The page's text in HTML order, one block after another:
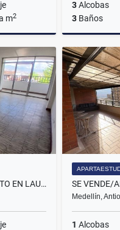
m2
Alquiler
3Alcobas
3 Baños
SE ARRIENDA APARTAMENTO EN LAURELES MEDELLÍN, SECTOR SANTA TERESITA.
Medellín,
1 Alcobas